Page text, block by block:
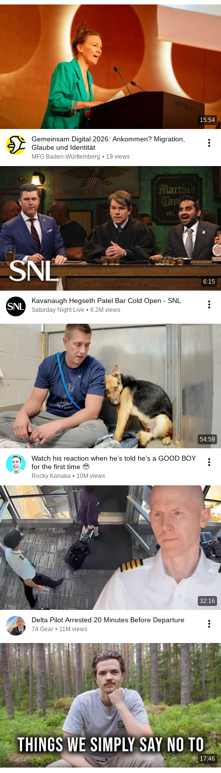
15:54
Gemeinsam Digital 2026: Ankommen? Migration,
Glaube und Identität
MFG Baden-Württemberg • 19 views
6:15
Kavanaugh Hegseth Patel Bar Cold Open - SNL
Saturday Night Live • 6.2M views
54:59
Watch his reaction when he’s told he’s a GOOD BOY
for the first time 🥹
Rocky Kanaka • 10M views
32:16
Delta Pilot Arrested 20 Minutes Before Departure
74 Gear • 11M views
17:46